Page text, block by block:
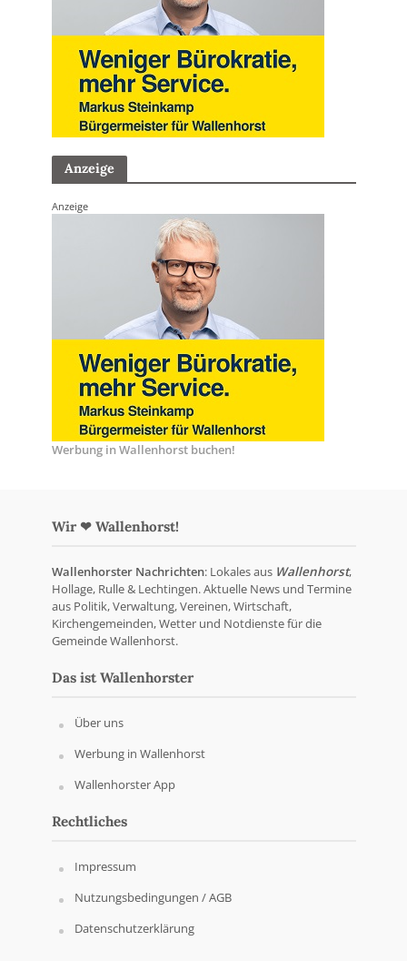
Anzeige
Anzeige
Werbung in Wallenhorst buchen!
Wir ❤ Wallenhorst!
Wallenhorster Nachrichten: Lokales aus Wallenhorst,
Hollage, Rulle & Lechtingen. Aktuelle News und Termine
aus Politik, Verwaltung, Vereinen, Wirtschaft,
Kirchengemeinden, Wetter und Notdienste für die
Gemeinde Wallenhorst.
Das ist Wallenhorster
Über uns
Werbung in Wallenhorst
Wallenhorster App
Rechtliches
Impressum
Nutzungsbedingungen / AGB
Datenschutzerklärung